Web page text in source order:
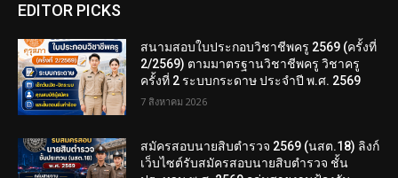
EDITOR PICKS
สนามสอบใบประกอบวิชาชีพครู 2569 (ครั้งที่
2/2569) ตามมาตรฐานวิชาชีพครู วิชาครู
ครั้งที่ 2 ระบบกระดาษ ประจำปี พ.ศ. 2569
7 สิงหาคม 2026
สมัครสอบนายสิบตำรวจ 2569 (นสต.18) ลิงก์
เว็บไซต์รับสมัครสอบนายสิบตำรวจ ชั้น